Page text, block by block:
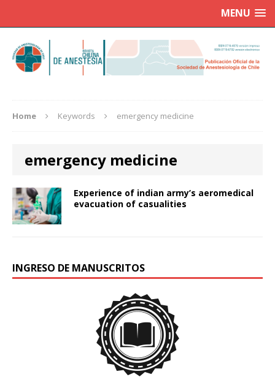
MENU
Home Keywords emergency medicine
emergency medicine
Experience of indian army’s aeromedical
evacuation of casualities
INGRESO DE MANUSCRITOS